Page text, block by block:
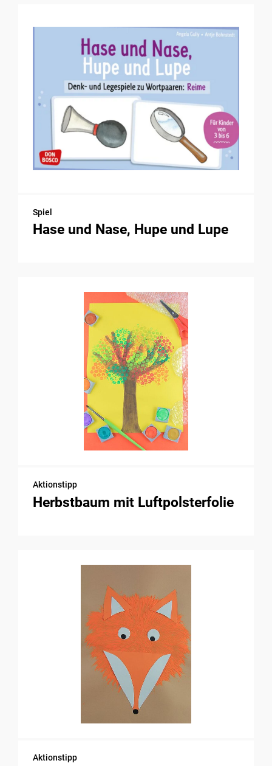
Spiel
Hase und Nase, Hupe und Lupe
Aktionstipp
Herbstbaum mit Luftpolsterfolie
Aktionstipp